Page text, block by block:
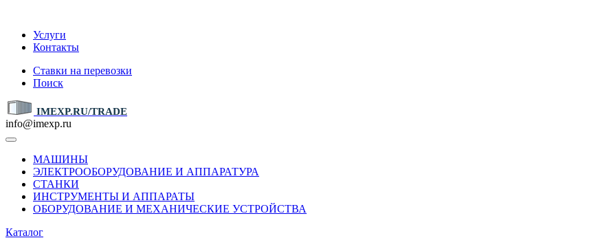
Услуги
Контакты
Ставки на перевозки
Поиск
IMEXP.RU/TRADE
info@imexp.ru
МАШИНЫ
ЭЛЕКТРООБОРУДОВАНИЕ И АППАРАТУРА
СТАНКИ
ИНСТРУМЕНТЫ И АППАРАТЫ
ОБОРУДОВАНИЕ И МЕХАНИЧЕСКИЕ УСТРОЙСТВА
Каталог